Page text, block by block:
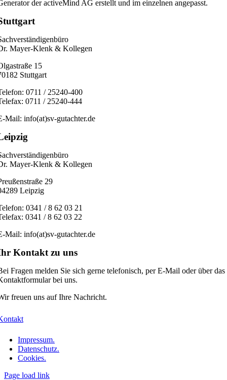
der activeMind AG erstellt und im einzelnen angepasst.
Mayer-Klenk & Kollegen
15
Stuttgart
0711 / 25240-400
0711 / 25240-444
Mail: info(at)sv-gutachter.de
Mayer-Klenk & Kollegen
29
Leipzig
0341 / 8 62 03 21
0341 / 8 62 03 22
Mail: info(at)sv-gutachter.de
Kontakt zu uns
Fragen melden Sie sich gerne telefonisch, per E-Mail oder über das
bei uns.
freuen uns auf Ihre Nachricht.
Impressum.
Datenschutz.
Cookies.
Page load link